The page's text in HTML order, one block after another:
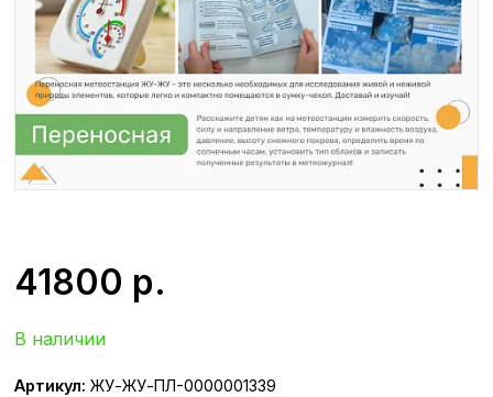
41800 р.
В наличии
Артикул: ЖУ-ЖУ-ПЛ-0000001339